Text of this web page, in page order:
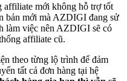
affiliate mới không hỗ trợ tốt
bản mới mà AZDIGI đang sử
làm việc nên AZDIGI sẽ có
affiliate cũ.
theo từng lộ trình để đảm
tất cả đơn hàng tại hệ